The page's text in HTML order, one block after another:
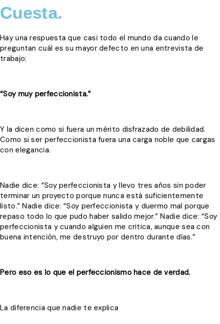
Cuesta.
Hay una respuesta que casi todo el mundo da cuando le
preguntan cuál es su mayor defecto en una entrevista de
trabajo:
“Soy muy perfeccionista.”
Y la dicen como si fuera un mérito disfrazado de debilidad.
Como si ser perfeccionista fuera una carga noble que cargas
con elegancia.
Nadie dice: “Soy perfeccionista y llevo tres años sin poder
terminar un proyecto porque nunca está suficientemente
listo.” Nadie dice: “Soy perfeccionista y duermo mal porque
repaso todo lo que pudo haber salido mejor.” Nadie dice: “Soy
perfeccionista y cuando alguien me critica, aunque sea con
buena intención, me destruyo por dentro durante días.”
Pero eso es lo que el perfeccionismo hace de verdad.
La diferencia que nadie te explica